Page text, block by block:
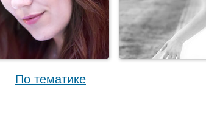
По тематике